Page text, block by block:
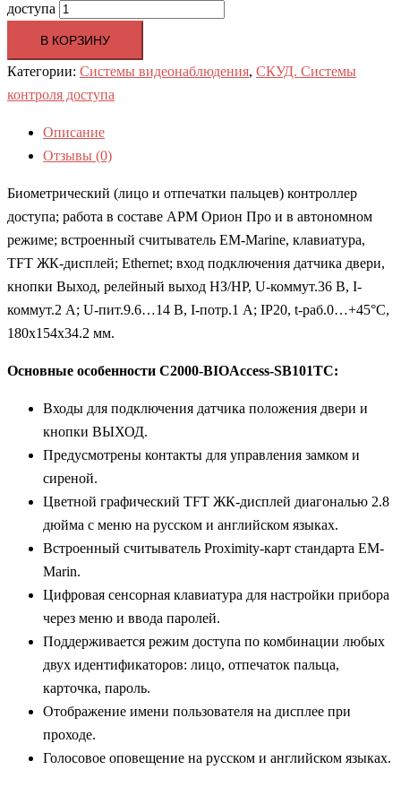
доступа
В КОРЗИНУ
Категории: Системы видеонаблюдения, СКУД. Системы
контроля доступа
Описание
Отзывы (0)
Биометрический (лицо и отпечатки пальцев) контроллер
доступа; работа в составе АРМ Орион Про и в автономном
режиме; встроенный считыватель EM-Marine, клавиатура,
TFT ЖК-дисплей; Ethernet; вход подключения датчика двери,
кнопки Выход, релейный выход НЗ/НР, U-коммут.36 В, I-
коммут.2 А; U-пит.9.6…14 В, I-потр.1 А; IP20, t-раб.0…+45°С,
180х154х34.2 мм.
Основные особенности С2000-BIOAccess-SB101TC:
Входы для подключения датчика положения двери и
кнопки ВЫХОД.
Предусмотрены контакты для управления замком и
сиреной.
Цветной графический TFT ЖК-дисплей диагональю 2.8
дюйма с меню на русском и английском языках.
Встроенный считыватель Proximity-карт стандарта EM-
Marin.
Цифровая сенсорная клавиатура для настройки прибора
через меню и ввода паролей.
Поддерживается режим доступа по комбинации любых
двух идентификаторов: лицо, отпечаток пальца,
карточка, пароль.
Отображение имени пользователя на дисплее при
проходе.
Голосовое оповещение на русском и английском языках.